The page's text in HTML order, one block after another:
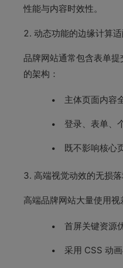
性能与内容时效性。
2. 动态功能的边缘计算
品牌网站通常包含表单
的架构：
主体页面内容
登录、表单、
既不影响核心
3. 高端视觉动效的无损
高端品牌网站大量使用
首屏关键资源
采用 CSS 动